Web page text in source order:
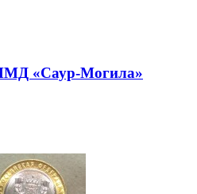
«Саур-Могила»